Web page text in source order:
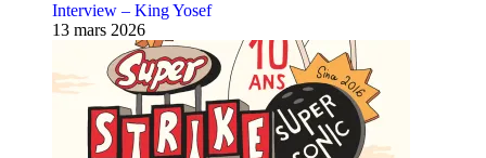
Interview – King Yosef
13 mars 2026